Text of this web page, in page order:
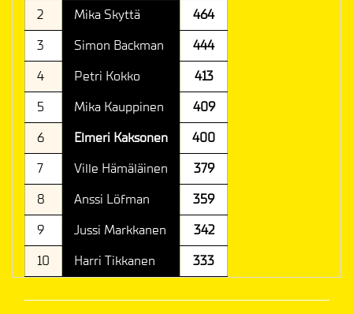
2
Mika Skyttä
464
3
Simon Backman
444
4
Petri Kokko
413
5
Mika Kauppinen
409
6
Elmeri Kaksonen
400
7
Ville Hämäläinen
379
8
Anssi Löfman
359
9
Jussi Markkanen
342
10
Harri Tikkanen 333